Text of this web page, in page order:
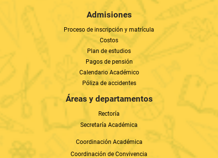
Admisiones
Proceso de inscripción y matrícula
Costos
Plan de estudios
Pagos de pensión
Calendario Académico
Póliza de accidentes
Áreas y departamentos
Rectoría
Secretaría Académica
Coordinación Académica
Coordinación de Convivencia